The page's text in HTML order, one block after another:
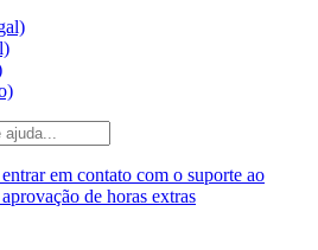
em contato com o suporte ao
de horas extras